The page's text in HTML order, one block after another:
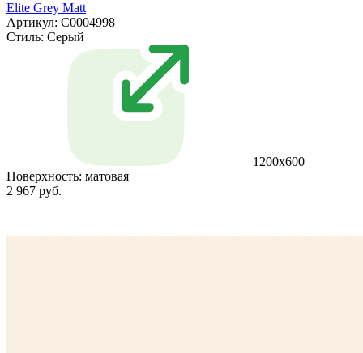
Elite Grey Matt
Артикул: С0004998
Стиль: Серый
1200x600
Поверхность: матовая
2 967 руб.